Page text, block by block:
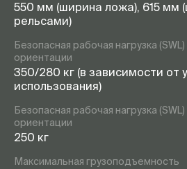
550 мм (ширина ложа), 615 мм
рельсами)
Безопасная рабочая нагрузка
ориентации
350/280 кг (в зависимости от
использования)
Безопасная рабочая нагрузка
ориентации
250 кг
Максимальная грузоподъемность